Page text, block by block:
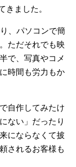
きました。
、パソコンで簡
ただそれでも映
で、写真やコメ
時間も労力もか
自作してみたけ
ない」だったり
にならなくて披
されるお客様も